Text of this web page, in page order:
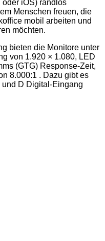
iOS) randlos
Menschen freuen, die
mobil arbeiten und
möchten.
bieten die Monitore unter
von 1.920 × 1.080, LED
(GTG) Response-Zeit,
8.000:1 . Dazu gibt es
D Digital-Eingang